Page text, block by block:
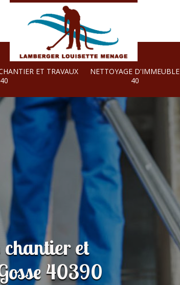
ET TRAVAUX
40
NETTOYAGE D'IMMEUBLE
40
et
40390